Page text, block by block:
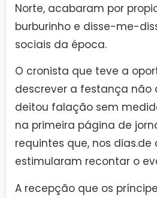
Norte, acabaram por
burburinho e disse-me-
sociais da época.
O cronista que teve a
descrever a festança não
deitou falação sem
na primeira página de
requintes que, nos dias.de
estimularam recontar o
A recepção que os